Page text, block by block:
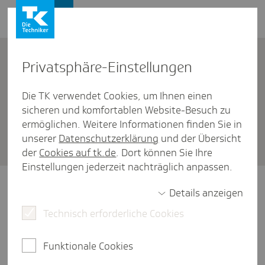
Kontakt
Lohn- und Gehalts­un­ter­lagen
für die Sozi­al­ver­si­che­rung
Firmenkunden / Beiträge
meine Mitarbeiter?
Privat­sphäre-Einstel­lungen
Die TK verwendet Cookies, um Ihnen einen
sicheren und komfortablen Website-Besuch zu
ermöglichen. Weitere Informationen finden Sie in
unserer Datenschutzerklärung und der Übersicht
der Cookies auf tk.de. Dort können Sie Ihre
Einstellungen jederzeit nachträglich anpassen.
Details anzeigen
Technisch erforderliche Cookies
Funktionale Cookies